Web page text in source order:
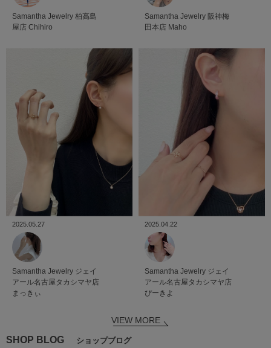
Samantha Jewelry 柏高島
屋店 Chihiro
Samantha Jewelry 阪神梅
田本店 Maho
2025.05.27
Samantha Jewelry ジェイ
アール名古屋タカシマヤ店
まっきぃ
2025.04.22
Samantha Jewelry ジェイ
アール名古屋タカシマヤ店
ぴーきよ
VIEW MORE
SHOP BLOG ショップブログ